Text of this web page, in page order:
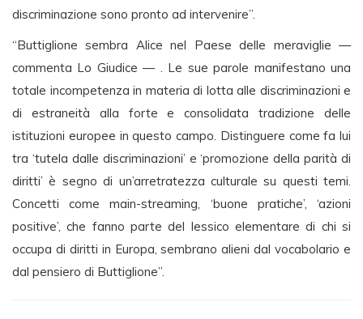
discriminazione sono pronto ad intervenire”.
“Buttiglione sembra Alice nel Paese delle meraviglie —
commenta Lo Giudice — . Le sue parole manifestano una
totale incompetenza in materia di lotta alle discriminazioni e
di estraneità alla forte e consolidata tradizione delle
istituzioni europee in questo campo. Distinguere come fa lui
tra ‘tutela dalle discriminazioni’ e ‘promozione della parità di
diritti’ è segno di un’arretratezza culturale su questi temi.
Concetti come main-streaming, ‘buone pratiche’, ‘azioni
positive’, che fanno parte del lessico elementare di chi si
occupa di diritti in Europa, sembrano alieni dal vocabolario e
dal pensiero di Buttiglione”.